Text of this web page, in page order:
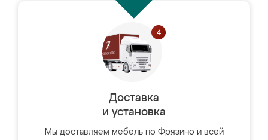
Доставка
и установка
Мы доставляем мебель по Фрязино и всей